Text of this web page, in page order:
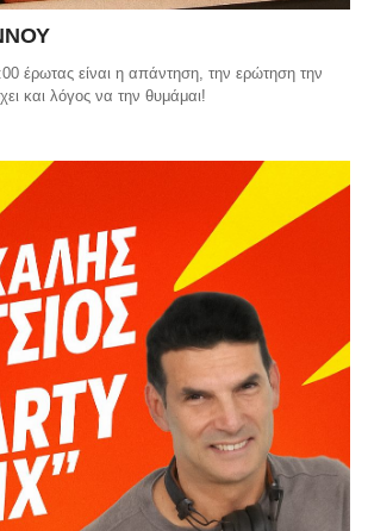
έρωτας είναι η απάντηση, την ερώτηση την
και λόγος να την θυμάμαι!